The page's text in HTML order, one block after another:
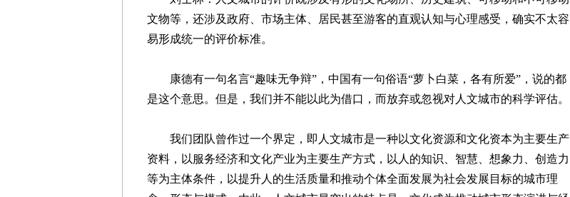
文物等，还涉及政府、市场主体、居民甚至游客的直观认知与心理感受，确实不太容
易形成统一的评价标准。
康德有一句名言“趣味无争辩”，中国有一句俗语“萝卜白菜，各有所爱”，说的都
是这个意思。但是，我们并不能以此为借口，而放弃或忽视对人文城市的科学评估。
我们团队曾作过一个界定，即人文城市是一种以文化资源和文化资本为主要生产
资料，以服务经济和文化产业为主要生产方式，以人的知识、智慧、想象力、创造力
等为主体条件，以提升人的生活质量和推动个体全面发展为社会发展目标的城市理